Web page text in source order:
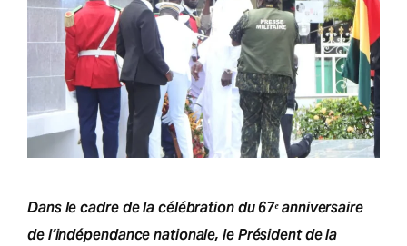
Dans le cadre de la célébration du 67ᵉ anniversaire
de l’indépendance nationale, le Président de la